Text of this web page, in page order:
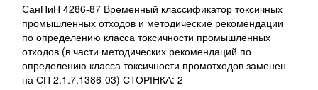
СанПиН 4286-87 Временный классификатор токсичных
промышленных отходов и методические рекомендации
по определению класса токсичности промышленных
отходов (в части методических рекомендаций по
определению класса токсичности промотходов заменен
на СП 2.1.7.1386-03) СТОРІНКА: 2